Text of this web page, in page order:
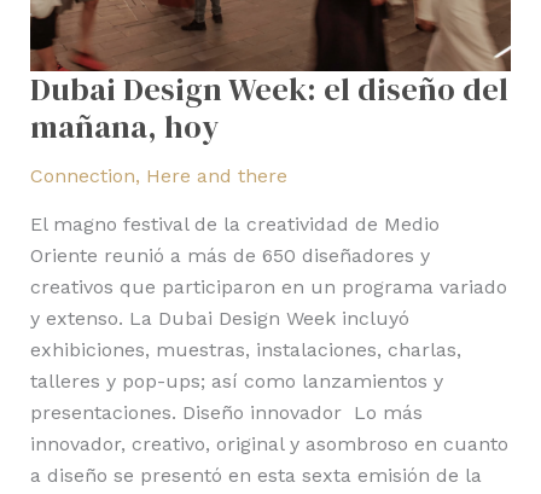
Dubai Design Week: el diseño del
mañana, hoy
Connection, Here and there
El magno festival de la creatividad de Medio
Oriente reunió a más de 650 diseñadores y
creativos que participaron en un programa variado
y extenso. La Dubai Design Week incluyó
exhibiciones, muestras, instalaciones, charlas,
talleres y pop-ups; así como lanzamientos y
presentaciones. Diseño innovador Lo más
innovador, creativo, original y asombroso en cuanto
a diseño se presentó en esta sexta emisión de la